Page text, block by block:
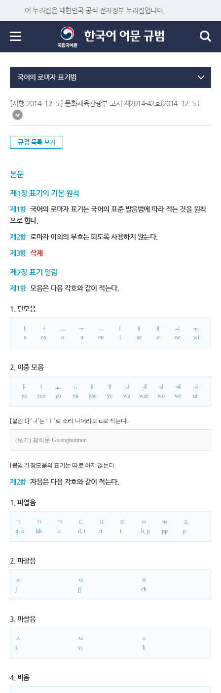
이 누리집은 대한민국 공식 전자정부 누리집입니다.
국어의 로마자 표기법
[시행 2014. 12. 5.] 문화체육관광부 고시 제2014-42호(2014. 12. 5.)
규정 목록 보기
본문
제1장 표기의 기본 원칙
제1항 국어의 로마자 표기는 국어의 표준 발음법에 따라 적는 것을 원칙
으로 한다.
제2항 로마자 이외의 부호는 되도록 사용하지 않는다.
제3항 삭제
제2장 표기 일람
제1항 모음은 다음 각호와 같이 적는다.
1. 단모음
ㅏ
a
ㅓ
eo
ㅗ
o
ㅜ
u
ㅡ
eu
i
ㅐ
ae
ㅔ
e
ㅚ
oe
ㅟ
wi
2. 이중 모음
ㅑ
ya
ㅕ
yeo
ㅛ
yo
ㅠ
yu
ㅒ
yae
ㅖ
ye
ㅘ
wa
ㅙ
wae
ㅝ
wo
ㅞ
we
ㅢ
ui
[붙임 1] ‘ㅢ’는 ‘ㅣ’로 소리 나더라도 ui로 적는다.
(보기) 광희문 Gwanghuimun
[붙임 2] 장모음의 표기는 따로 하지 않는다.
제2항 자음은 다음 각호와 같이 적는다.
1. 파열음
ㄱ
g, k
ㄲ
kk
ㅋ
k
ㄷ
d, t
ㄸ
tt
ㅌ
t
ㅂ
b, p
ㅃ
pp
ㅍ
p
2. 파찰음
ㅈ
j
ㅉ
jj
ㅊ
ch
3. 마찰음
ㅅ
s
ㅆ
ss
ㅎ
h
4. 비음